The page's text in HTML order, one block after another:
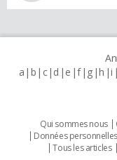
a b c d e f g h i
Qui sommes nous
Données personnelles
Tous les articles